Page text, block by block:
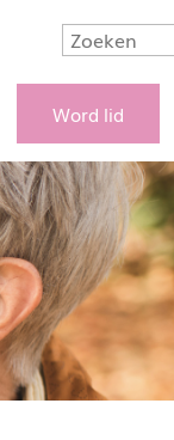
Word lid